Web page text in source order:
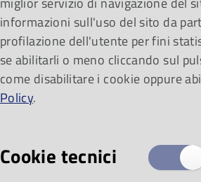
Musica
informazioni sull'uso del sito da
profilazione dell'utente per fini
se abilitarli o meno cliccando sul
come disabilitare i cookie oppure
Policy.
Cookie tecnici